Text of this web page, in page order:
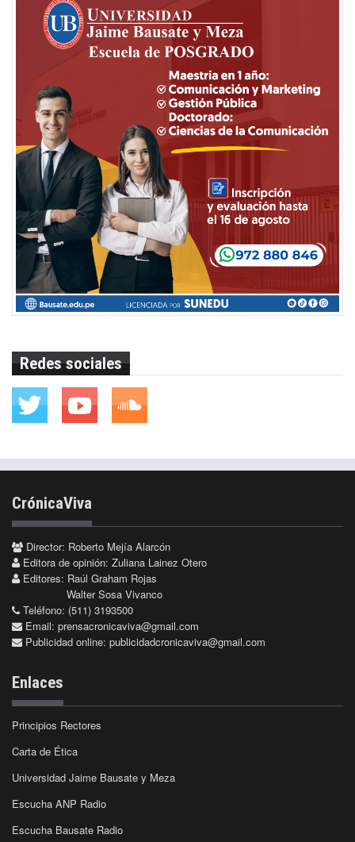
Redes sociales
CrónicaViva
Director: Roberto Mejía Alarcón
Editora de opinión: Zuliana Lainez Otero
Editores: Raúl Graham Rojas
Walter Sosa Vivanco
Teléfono: (511) 3193500
Email: prensacronicaviva@gmail.com
Publicidad online: publicidadcronicaviva@gmail.com
Enlaces
Principios Rectores
Carta de Ética
Universidad Jaime Bausate y Meza
Escucha ANP Radio
Escucha Bausate Radio